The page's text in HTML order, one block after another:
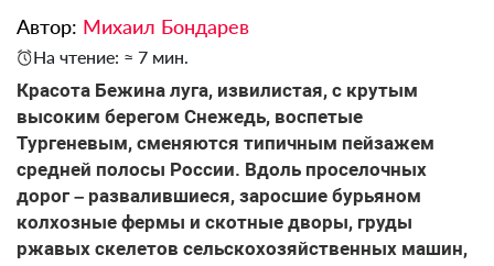
Автор: Михаил Бондарев
На чтение: ≈ 7 мин.
Красота Бежина луга, извилистая, с крутым
высоким берегом Снежедь, воспетые
Тургеневым, сменяются типичным пейзажем
средней полосы России. Вдоль проселочных
дорог – развалившиеся, заросшие бурьяном
колхозные фермы и скотные дворы, груды
ржавых скелетов сельскохозяйственных машин,